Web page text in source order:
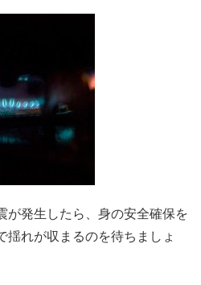
が発生したら、身の安全確保を
揺れが収まるのを待ちましょ